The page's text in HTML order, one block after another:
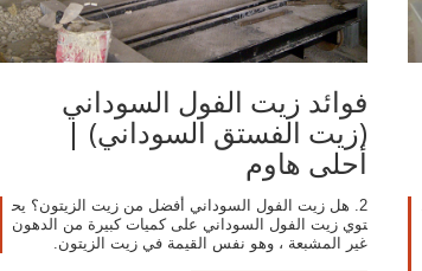
فوائد زيت الفول السوداني
(زيت الفستق السوداني) |
أحلى هاوم
2. هل زيت الفول السوداني أفضل من زيت الزيتون؟ يح
توي زيت الفول السوداني على كميات كبيرة من الدهون
غير المشبعة ، وهو نفس القيمة في زيت الزيتون.